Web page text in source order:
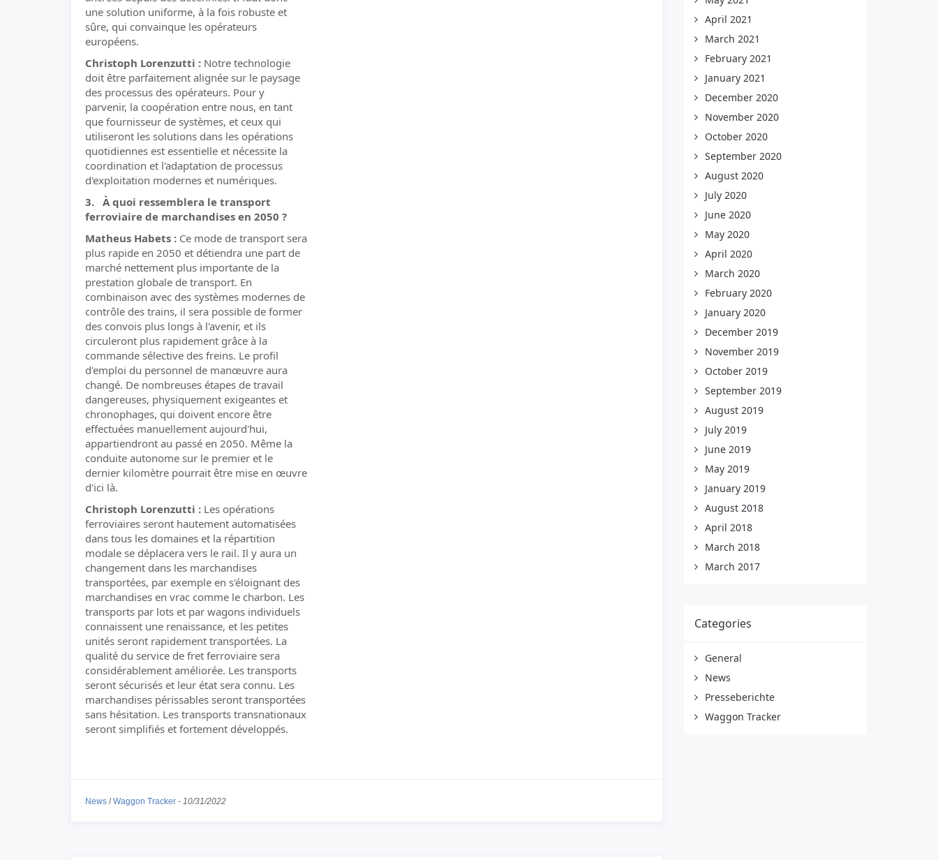
une solution uniforme, à la fois robuste et
sûre, qui convainque les opérateurs
européens.
Christoph Lorenzutti : Notre technologie
doit être parfaitement alignée sur le paysage
des processus des opérateurs. Pour y
parvenir, la coopération entre nous, en tant
que fournisseur de systèmes, et ceux qui
utiliseront les solutions dans les opérations
quotidiennes est essentielle et nécessite la
coordination et l'adaptation de processus
d'exploitation modernes et numériques.
3. À quoi ressemblera le transport
ferroviaire de marchandises en 2050 ?
Matheus Habets : Ce mode de transport sera
plus rapide en 2050 et détiendra une part de
marché nettement plus importante de la
prestation globale de transport. En
combinaison avec des systèmes modernes de
contrôle des trains, il sera possible de former
des convois plus longs à l'avenir, et ils
circuleront plus rapidement grâce à la
commande sélective des freins. Le profil
d'emploi du personnel de manœuvre aura
changé. De nombreuses étapes de travail
dangereuses, physiquement exigeantes et
chronophages, qui doivent encore être
effectuées manuellement aujourd'hui,
appartiendront au passé en 2050. Même la
conduite autonome sur le premier et le
dernier kilomètre pourrait être mise en œuvre
d'ici là.
Christoph Lorenzutti : Les opérations
ferroviaires seront hautement automatisées
dans tous les domaines et la répartition
modale se déplacera vers le rail. Il y aura un
changement dans les marchandises
transportées, par exemple en s'éloignant des
marchandises en vrac comme le charbon. Les
transports par lots et par wagons individuels
connaissent une renaissance, et les petites
unités seront rapidement transportées. La
qualité du service de fret ferroviaire sera
considérablement améliorée. Les transports
seront sécurisés et leur état sera connu. Les
marchandises périssables seront transportées
sans hésitation. Les transports transnationaux
seront simplifiés et fortement développés.
News /Waggon Tracker - 10/31/2022
April 2021
March 2021
February 2021
January 2021
December 2020
November 2020
October 2020
September 2020
August 2020
July 2020
June 2020
May 2020
April 2020
March 2020
February 2020
January 2020
December 2019
November 2019
October 2019
September 2019
August 2019
July 2019
June 2019
May 2019
January 2019
August 2018
April 2018
March 2018
March 2017
Categories
General
News
Presseberichte
Waggon Tracker